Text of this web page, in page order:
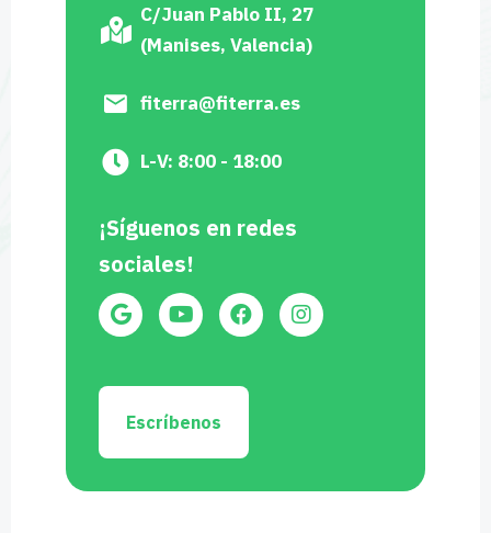
C/Juan Pablo II, 27
(Manises, Valencia)
fiterra@fiterra.es
L-V: 8:00 - 18:00
¡Síguenos en redes
sociales!
Escríbenos